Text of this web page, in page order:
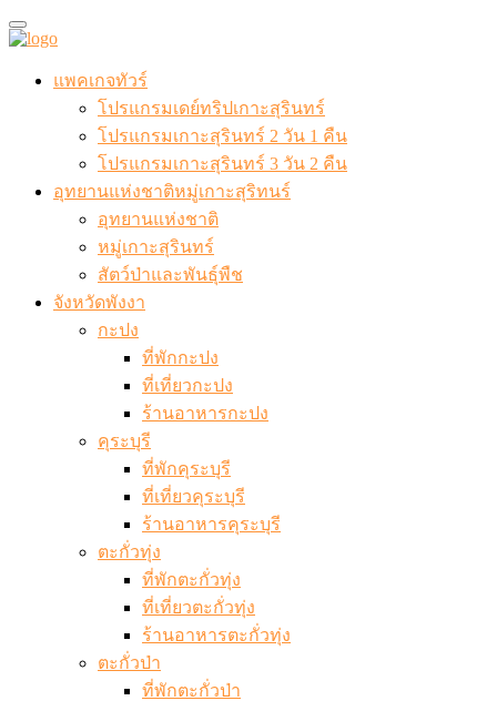
แพคเกจทัวร์
โปรแกรมเดย์ทริปเกาะสุรินทร์
โปรแกรมเกาะสุรินทร์ 2 วัน 1 คืน
โปรแกรมเกาะสุรินทร์ 3 วัน 2 คืน
อุทยานแห่งชาติหมู่เกาะสุริทนร์
อุทยานแห่งชาติ
หมู่เกาะสุรินทร์
สัตว์ป่าและพันธุ์พืช
จังหวัดพังงา
กะปง
ที่พักกะปง
ที่เที่ยวกะปง
ร้านอาหารกะปง
คุระบุรี
ที่พักคุระบุรี
ที่เที่ยวคุระบุรี
ร้านอาหารคุระบุรี
ตะกั่วทุ่ง
ที่พักตะกั่วทุ่ง
ที่เที่ยวตะกั่วทุ่ง
ร้านอาหารตะกั่วทุ่ง
ตะกั่วป่า
ที่พักตะกั่วป่า